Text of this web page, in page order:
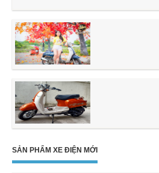
SẢN PHẨM XE ĐIỆN MỚI